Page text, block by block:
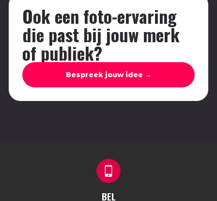
Ook een foto-ervaring
die past bij jouw merk
of publiek?
Bespreek jouw idee →
BEL